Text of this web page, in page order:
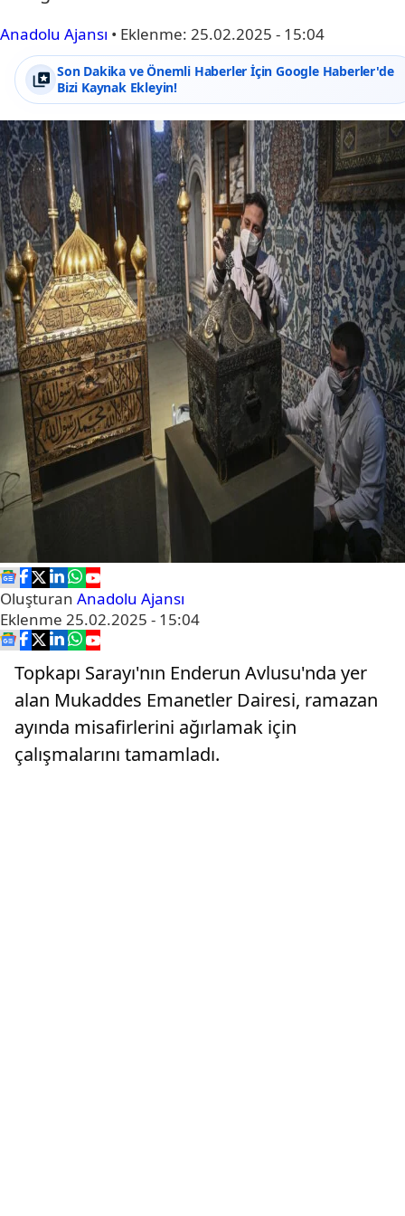
Anadolu Ajansı • Eklenme: 25.02.2025 - 15:04
Son Dakika ve Önemli Haberler İçin Google Haberler'de
Bizi Kaynak Ekleyin!
Oluşturan Anadolu Ajansı
Eklenme 25.02.2025 - 15:04
Topkapı Sarayı'nın Enderun Avlusu'nda yer
alan Mukaddes Emanetler Dairesi, ramazan
ayında misafirlerini ağırlamak için
çalışmalarını tamamladı.